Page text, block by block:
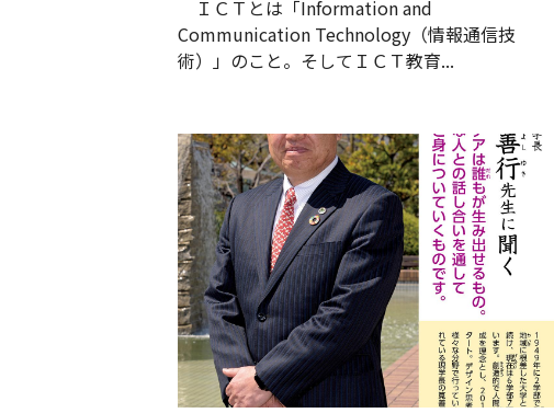
ＩＣＴとは「Information and
Communication Technology（情報通信技
術）」のこと。そしてＩＣＴ教育...